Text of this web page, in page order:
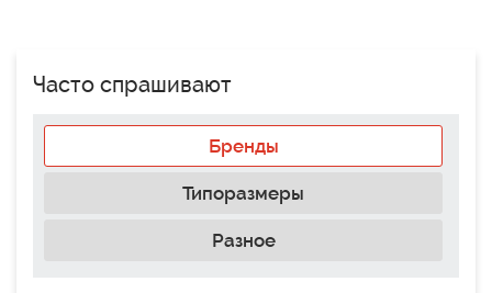
Часто спрашивают
Бренды
Типоразмеры
Разное